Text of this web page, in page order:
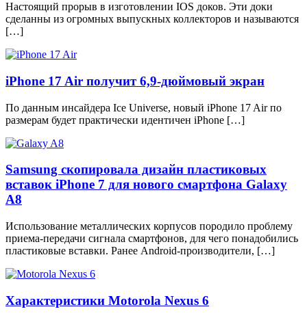
Настоящий прорыв в изготовлении IOS доков. Эти доки
сделанны из огромных выпускных коллекторов и называются
[…]
iPhone 17 Air получит 6,9-дюймовый экран
По данным инсайдера Ice Universe, новый iPhone 17 Air по
размерам будет практически идентичен iPhone […]
Samsung скопировала дизайн пластиковых
вставок iPhone 7 для нового смартфона Galaxy
A8
Использование металлических корпусов породило проблему
приема-передачи сигнала смартфонов, для чего понадобились
пластиковые вставки. Ранее Android-производители, […]
Характеристики Motorola Nexus 6